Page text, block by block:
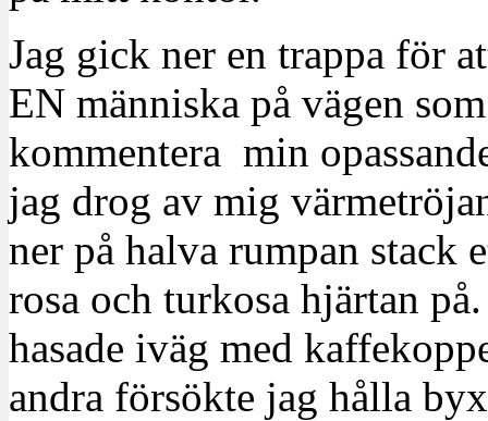
Jag gick ner en trappa för
EN människa på vägen
kommentera min
jag drog av mig
ner på halva rumpan stack
rosa och turkosa hjärtan
hasade iväg med
andra försökte jag hålla